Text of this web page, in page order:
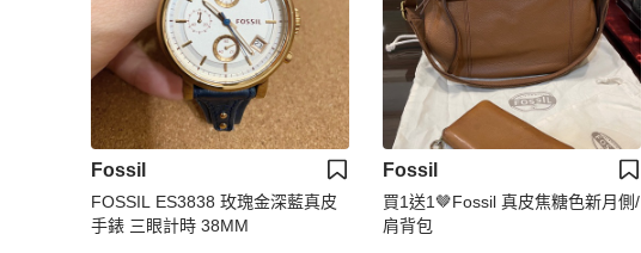
Fossil
FOSSIL ES3838 玫瑰金深藍真皮
手錶 三眼計時 38MM
Fossil
買1送1🤎Fossil 真皮焦糖色新月側/
肩背包